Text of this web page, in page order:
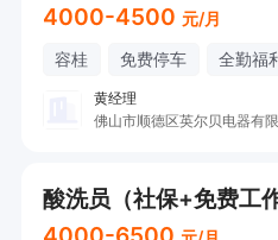
4000-4500 元/月
容桂 免费停车 全勤福
黄经理
佛山市顺德区英尔贝电器有
酸洗员（社保+免费工